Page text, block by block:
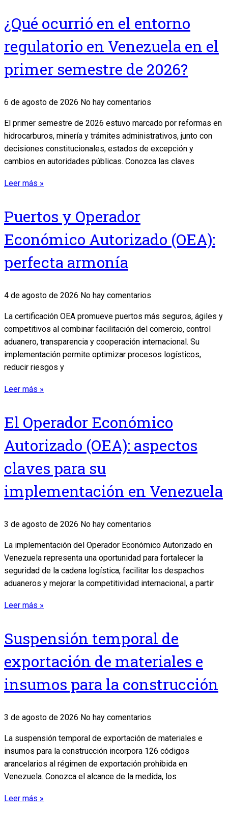
¿Qué ocurrió en el entorno
regulatorio en Venezuela en el
primer semestre de 2026?
6 de agosto de 2026 No hay comentarios
El primer semestre de 2026 estuvo marcado por reformas en
hidrocarburos, minería y trámites administrativos, junto con
decisiones constitucionales, estados de excepción y
cambios en autoridades públicas. Conozca las claves
Leer más »
Puertos y Operador
Económico Autorizado (OEA):
perfecta armonía
4 de agosto de 2026 No hay comentarios
La certificación OEA promueve puertos más seguros, ágiles y
competitivos al combinar facilitación del comercio, control
aduanero, transparencia y cooperación internacional. Su
implementación permite optimizar procesos logísticos,
reducir riesgos y
Leer más »
El Operador Económico
Autorizado (OEA): aspectos
claves para su
implementación en Venezuela
3 de agosto de 2026 No hay comentarios
La implementación del Operador Económico Autorizado en
Venezuela representa una oportunidad para fortalecer la
seguridad de la cadena logística, facilitar los despachos
aduaneros y mejorar la competitividad internacional, a partir
Leer más »
Suspensión temporal de
exportación de materiales e
insumos para la construcción
3 de agosto de 2026 No hay comentarios
La suspensión temporal de exportación de materiales e
insumos para la construcción incorpora 126 códigos
arancelarios al régimen de exportación prohibida en
Venezuela. Conozca el alcance de la medida, los
Leer más »